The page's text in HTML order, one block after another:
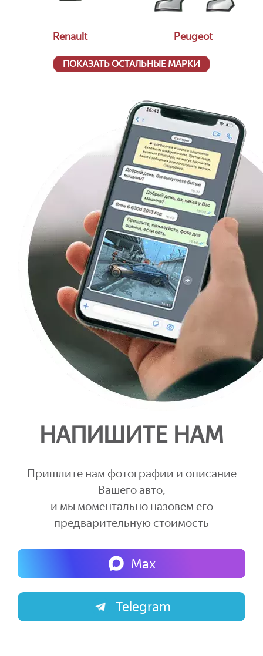
Renault Peugeot
ПОКАЗАТЬ ОСТАЛЬНЫЕ МАРКИ
НАПИШИТЕ НАМ
Пришлите нам фотографии и описание
Вашего авто,
и мы моментально назовем его
предварительную стоимость
Max
Telegram